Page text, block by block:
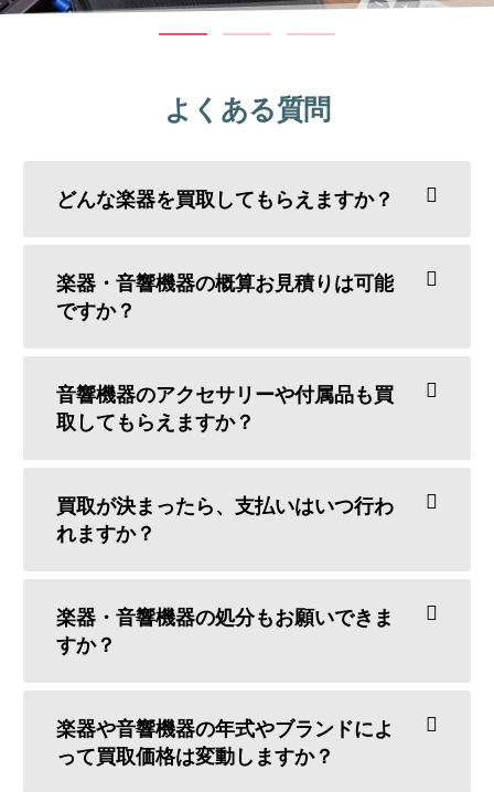
よくある質問
どんな楽器を買取してもらえますか？
楽器・音響機器の概算お見積りは可能
ですか？
音響機器のアクセサリーや付属品も買
取してもらえますか？
買取が決まったら、支払いはいつ行わ
れますか？
楽器・音響機器の処分もお願いできま
すか？
楽器や音響機器の年式やブランドによ
って買取価格は変動しますか？